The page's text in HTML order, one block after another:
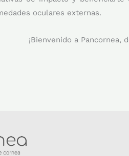
oculares externas.
¡Bienvenido a